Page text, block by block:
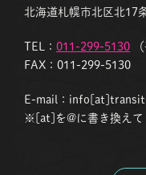
北海道札幌市北区北17
TEL： 011-299-5130
FAX：011-299-5130
E-mail：
※[at]を@に書き換えて